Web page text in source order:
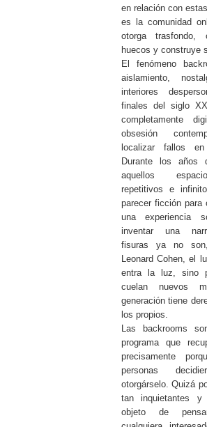
en relación con
es la comunidad
otorga trasfondo,
huecos y construye
El fenómeno
aislamiento,
interiores
finales del siglo
completamente
obsesión
localizar fallos
Durante los años
aquellos
repetitivos e
parecer ficción para
una experiencia
inventar una
fisuras ya no
Leonard Cohen, el
entra la luz, sino
cuelan nuevos
generación tiene
los propios.
Las backrooms
programa que
precisamente
personas
otorgárselo. Quizá
tan inquietantes y
objeto de